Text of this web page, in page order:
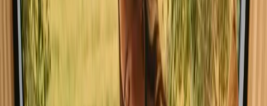
Utforsk hytter i Fjord